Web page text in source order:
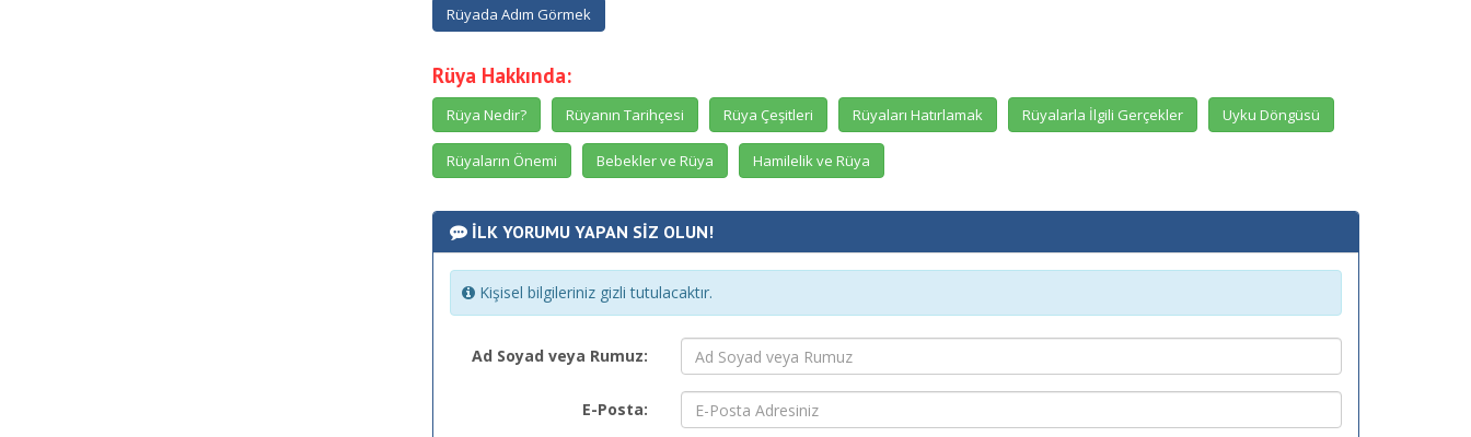
Rüyada Adım Görmek
Rüya Hakkında:
Rüya Nedir? Rüyanın Tarihçesi Rüya Çeşitleri Rüyaları Hatırlamak Rüyalarla İlgili Gerçekler Uyku Döngüsü
Rüyaların Önemi Bebekler ve Rüya Hamilelik ve Rüya
İLK YORUMU YAPAN SİZ OLUN!
Kişisel bilgileriniz gizli tutulacaktır.
Ad Soyad veya Rumuz:
E-Posta: